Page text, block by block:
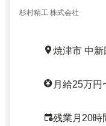
杉村精工 株式会社
焼津市 中新
月給25万円
残業月20時